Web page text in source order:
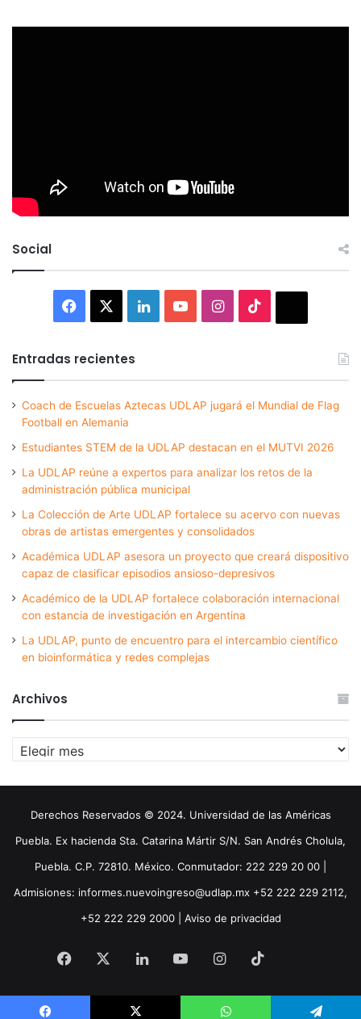
Social
Facebook LinkedInYouTubeInstagram
Entradas recientes
Coach de Escuelas Aztecas UDLAP jugará el Mundial de Flag
Football en Alemania
Estudiantes STEM de la UDLAP destacan en el MUTVI 2026
La UDLAP reúne a expertos para analizar los retos de la
administración pública municipal
La Colección de Arte UDLAP fortalece su acervo con nuevas
obras de artistas emergentes y consolidados
Académica UDLAP asesora un proyecto que creará dispositivo
capaz de clasificar episodios ansioso-depresivos
Académico de la UDLAP fortalece colaboración internacional
con estancia de investigación en Argentina
La UDLAP, punto de encuentro para el intercambio científico
en bioinformática y redes complejas
Archivos
Archivos
Derechos Reservados © 2024. Universidad de las Américas
Puebla. Ex hacienda Sta. Catarina Mártir S/N. San Andrés Cholula,
Puebla. C.P. 72810. México. Conmutador: 222 229 20 00 |
Admisiones: informes.nuevoingreso@udlap.mx +52 222 229 2112,
+52 222 229 2000 | Aviso de privacidad
Facebook LinkedInYouTubeInstagram